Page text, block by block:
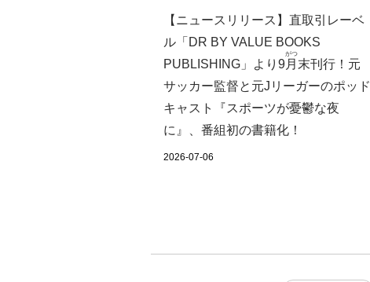
【ニュースリリース】直取引レーベ
ル「DR BY VALUE BOOKS
PUBLISHING」より9月
がつ
末刊行！元
サッカー監督と元Jリーガーのポッド
キャスト『スポーツが憂鬱な夜
に』、番組初の書籍化！
2026-07-06